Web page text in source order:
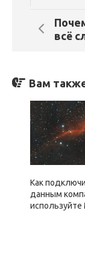
всё
Вам
Как
данным
используйте